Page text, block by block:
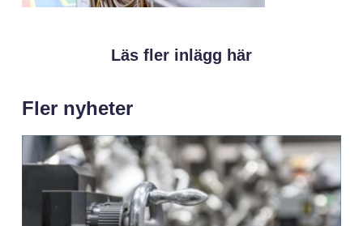
Läs fler inlägg här
Fler nyheter